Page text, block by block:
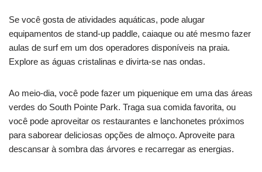
Se você gosta de atividades aquáticas, pode alugar
equipamentos de stand-up paddle, caiaque ou até mesmo fazer
aulas de surf em um dos operadores disponíveis na praia.
Explore as águas cristalinas e divirta-se nas ondas.
Ao meio-dia, você pode fazer um piquenique em uma das áreas
verdes do South Pointe Park. Traga sua comida favorita, ou
você pode aproveitar os restaurantes e lanchonetes próximos
para saborear deliciosas opções de almoço. Aproveite para
descansar à sombra das árvores e recarregar as energias.